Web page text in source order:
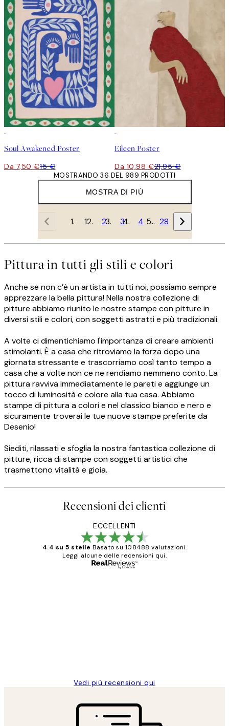
Soul Awakened Poster
Da 7,50 €15 €
Eileen Poster
Da 10,98 €21,95 €
MOSTRA DI PIÙ
MOSTRANDO 36 DEL 989 PRODOTTI
1 2 3 4 … 28
Pittura in tutti gli stili e colori
Anche se non c’è un artista in tutti noi, possiamo sempre
apprezzare la bella pittura! Nella nostra collezione di
pitture abbiamo riunito le nostre stampe con pitture in
diversi stili e colori, con soggetti astratti e più tradizionali.
A volte ci dimentichiamo l'importanza di creare ambienti
stimolanti. È a casa che ritroviamo la forza dopo una
giornata stressante e trascorriamo così tanto tempo a
casa che a volte non ce ne rendiamo nemmeno conto. La
pittura ravviva immediatamente le pareti e aggiunge un
tocco di luminosità e colore alla tua casa. Abbiamo
stampe di pittura a colori e nel classico bianco e nero e
sicuramente troverai le tue nuove stampe preferite da
Desenio!
Siediti, rilassati e sfoglia la nostra fantastica collezione di
pitture, ricca di stampe con soggetti artistici che
trasmettono vitalità e gioia.
Recensioni dei clienti
ECCELLENTI
4.4 su 5 stelle Basato su 108488 valutazioni.
Leggi alcune delle recensioni qui.
Vedi più recensioni qui